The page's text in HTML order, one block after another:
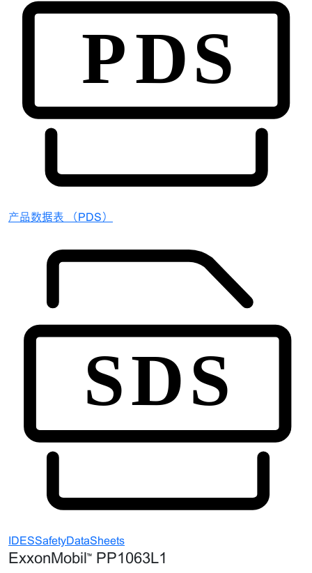
产品数据表 （PDS）
IDESSafetyDataSheets
ExxonMobil™ PP1063L1